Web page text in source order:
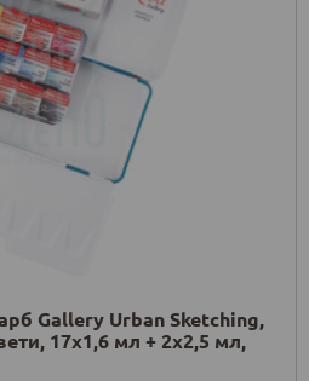
Gallery Urban Sketching,
17х1,6 мл + 2х2,5 мл,